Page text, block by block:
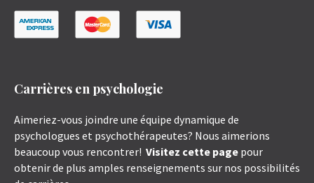
Carrières en psychologie
Aimeriez-vous joindre une équipe dynamique de
psychologues et psychothérapeutes? Nous aimerions
beaucoup vous rencontrer! Visitez cette page pour
obtenir de plus amples renseignements sur nos possibilités